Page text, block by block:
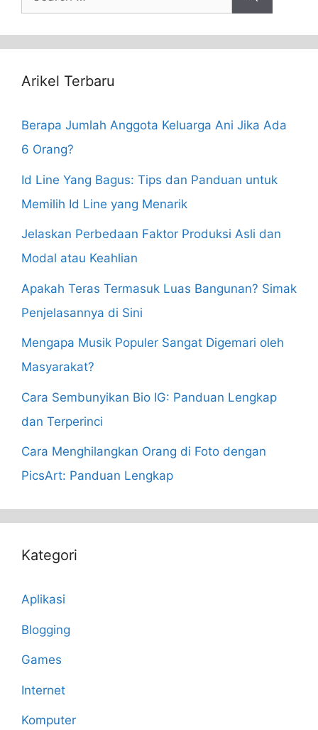
for:
Arikel Terbaru
Berapa Jumlah Anggota Keluarga Ani Jika Ada
6 Orang?
Id Line Yang Bagus: Tips dan Panduan untuk
Memilih Id Line yang Menarik
Jelaskan Perbedaan Faktor Produksi Asli dan
Modal atau Keahlian
Apakah Teras Termasuk Luas Bangunan? Simak
Penjelasannya di Sini
Mengapa Musik Populer Sangat Digemari oleh
Masyarakat?
Cara Sembunyikan Bio IG: Panduan Lengkap
dan Terperinci
Cara Menghilangkan Orang di Foto dengan
PicsArt: Panduan Lengkap
Kategori
Aplikasi
Blogging
Games
Internet
Komputer